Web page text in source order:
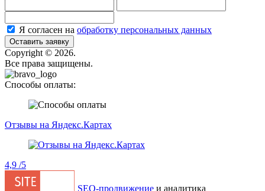
Я согласен на обработку персональных данных
Оставить заявку
Сopyright © 2026.
Все права защищены.
Способы оплаты:
Отзывы на Яндекс.Картах
4,9 /5
SEO-продвижение и аналитика